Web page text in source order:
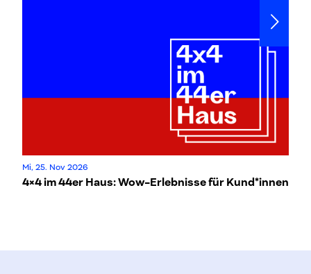
Mi, 25. Nov 2026
4×4 im 44er Haus: Wow-Erlebnisse für Kund*innen